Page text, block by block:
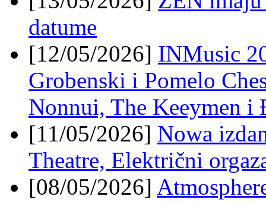
datume
[12/05/2026] INMusic
Grobenski i Pomelo
Nonnui, The Keeymen i
[11/05/2026] Nowa
Theatre, Električni
[08/05/2026]